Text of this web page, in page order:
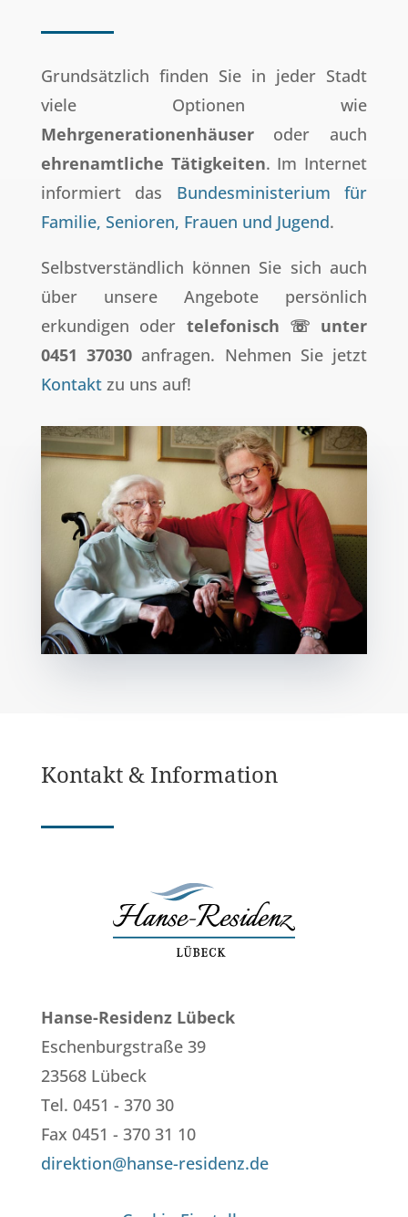
Grundsätzlich finden Sie in jeder Stadt
viele Optionen wie
Mehrgenerationenhäuseroder auch
ehrenamtliche Tätigkeiten. Im Internet
informiert das Bundesministerium für
Familie, Senioren, Frauen und Jugend.
Selbstverständlich können Sie sich auch
über unsere Angebote persönlich
erkundigen oder telefonisch ☏ unter
0451 37030 anfragen. Nehmen Sie jetzt
Kontaktzu uns auf!
Kontakt & Information
Hanse-Residenz Lübeck
Eschenburgstraße 39
23568 Lübeck
Tel. 0451 - 370 30
Fax 0451 - 370 31 10
direktion@hanse-residenz.de